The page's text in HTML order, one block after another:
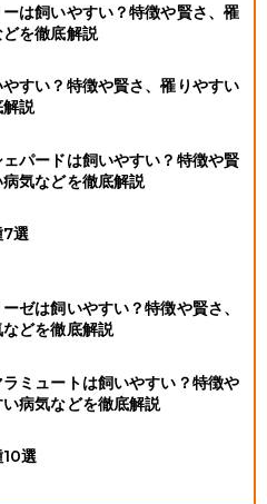
は飼いやすい？特徴や賢さ、罹
を徹底解説
すい？特徴や賢さ、罹りやすい
説
パードは飼いやすい？特徴や賢
気などを徹底解説
7選
ゼは飼いやすい？特徴や賢さ、
どを徹底解説
ミュートは飼いやすい？特徴や
病気などを徹底解説
選